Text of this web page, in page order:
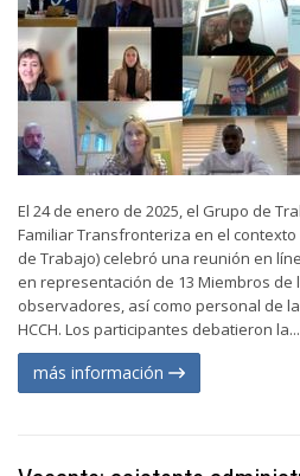
El 24 de enero de 2025, el Grupo de
Familiar Transfronteriza en el
de Trabajo) celebró una reunión en
en representación de 13 Miembros de
observadores, así como personal de
HCCH. Los participantes debatieron la...
más información